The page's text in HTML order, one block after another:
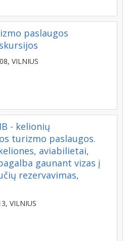
paslaugos
VILNIUS
- kelionių
turizmo paslaugos.
aviabilietai,
gaunant vizas į
rezervavimas,
VILNIUS